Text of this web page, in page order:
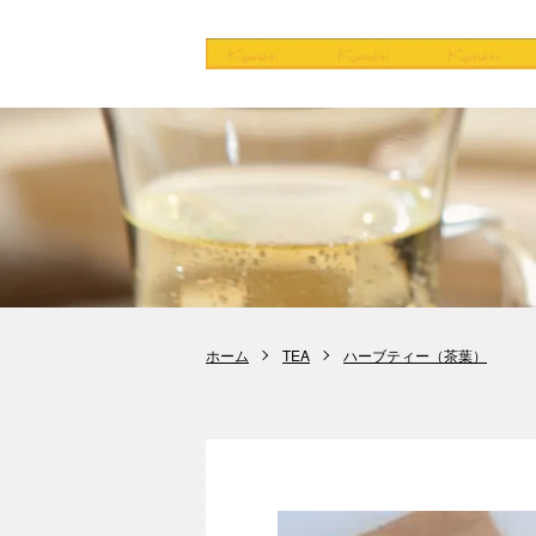
ホーム TEA ハーブティー（茶葉）